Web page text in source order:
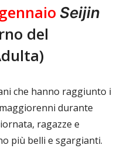
Seijin
del
che hanno raggiunto i
durante
ragazze e
più belli e sgargianti.